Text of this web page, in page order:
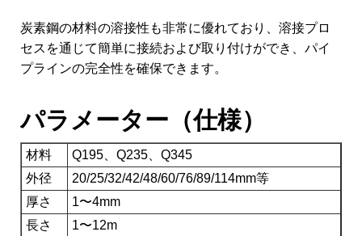
炭素鋼の材料の溶接性も非常に優れており、溶接プロ
セスを通じて簡単に接続および取り付けができ、パイ
プラインの完全性を確保できます。
パラメーター（仕様）
材料
Q195、Q235、Q345
外径
20/25/32/42/48/60/76/89/114mm等
厚さ
1〜4mm
長さ
1〜12m